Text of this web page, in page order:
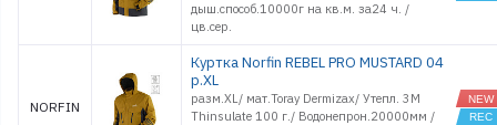
дыш.способ.10000г на кв.м. за24 ч. /
цв.cер.
NORFIN
Куртка Norfin REBEL PRO MUSTARD 04
р.XL
разм.XL/ мат.Toray Dermizax/ Утепл. 3M
Thinsulate 100 г./ Водонепрон.20000мм /